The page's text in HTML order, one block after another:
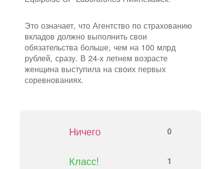
Это означает, что Агентство по страхованию
вкладов должно выполнить свои
обязательства больше, чем на 100 млрд
рублей, сразу. В 24-х летнем возрасте
женщина выступила на своих первых
соревнованиях.
Ничего 0
Класс! 1